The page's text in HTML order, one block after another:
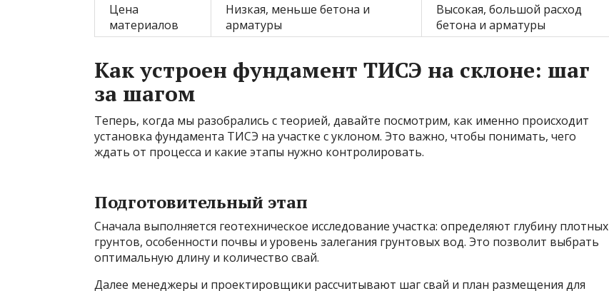
Цена
материалов
Низкая, меньше бетона и
арматуры
Высокая, большой расход
бетона и арматуры
Как устроен фундамент ТИСЭ на склоне: шаг
за шагом
Теперь, когда мы разобрались с теорией, давайте посмотрим, как именно происходит
установка фундамента ТИСЭ на участке с уклоном. Это важно, чтобы понимать, чего
ждать от процесса и какие этапы нужно контролировать.
Подготовительный этап
Сначала выполняется геотехническое исследование участка: определяют глубину плотных
грунтов, особенности почвы и уровень залегания грунтовых вод. Это позволит выбрать
оптимальную длину и количество свай.
Далее менеджеры и проектировщики рассчитывают шаг свай и план размещения для